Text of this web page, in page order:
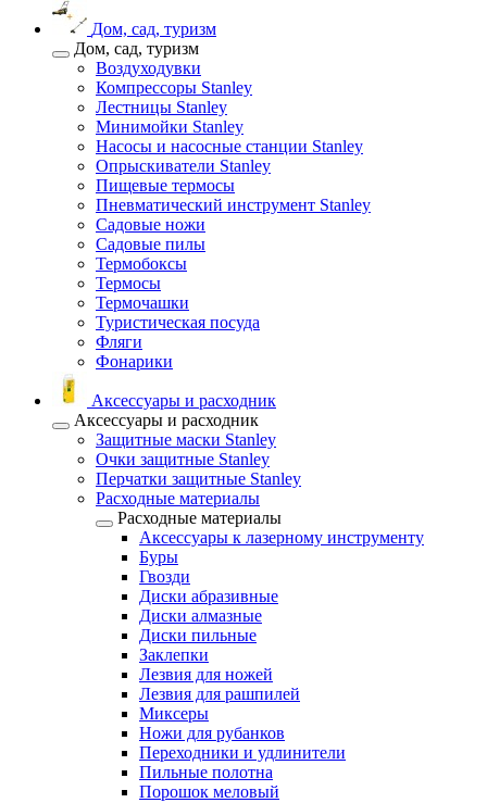
Дом, сад, туризм
Дом, сад, туризм
Воздуходувки
Компрессоры Stanley
Лестницы Stanley
Минимойки Stanley
Насосы и насосные станции Stanley
Опрыскиватели Stanley
Пищевые термосы
Пневматический инструмент Stanley
Садовые ножи
Садовые пилы
Термобоксы
Термосы
Термочашки
Туристическая посуда
Фляги
Фонарики
Аксессуары и расходник
Аксессуары и расходник
Защитные маски Stanley
Очки защитные Stanley
Перчатки защитные Stanley
Расходные материалы
Расходные материалы
Аксессуары к лазерному инструменту
Буры
Гвозди
Диски абразивные
Диски алмазные
Диски пильные
Заклепки
Лезвия для ножей
Лезвия для рашпилей
Миксеры
Ножи для рубанков
Переходники и удлинители
Пильные полотна
Порошок меловый